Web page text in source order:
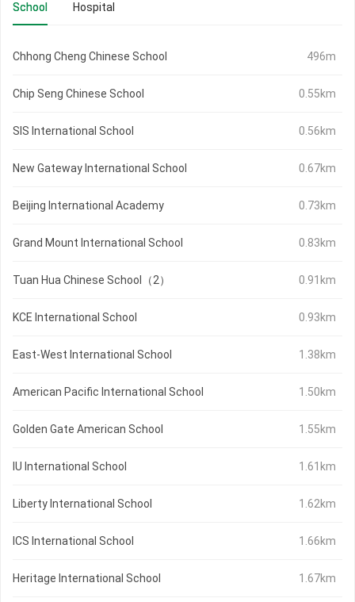
School Hospital
Chhong Cheng Chinese School 496m
Chip Seng Chinese School 0.55km
SIS International School 0.56km
New Gateway International School 0.67km
Beijing International Academy 0.73km
Grand Mount International School 0.83km
Tuan Hua Chinese School（2） 0.91km
KCE International School 0.93km
East-West International School 1.38km
American Pacific International School 1.50km
Golden Gate American School 1.55km
IU International School 1.61km
Liberty International School 1.62km
ICS International School 1.66km
Heritage International School 1.67km